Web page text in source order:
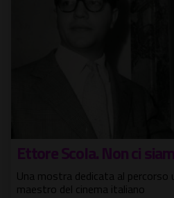
Ettore Scola. Non ci
Una mostra dedicata al
maestro del cinema italiano